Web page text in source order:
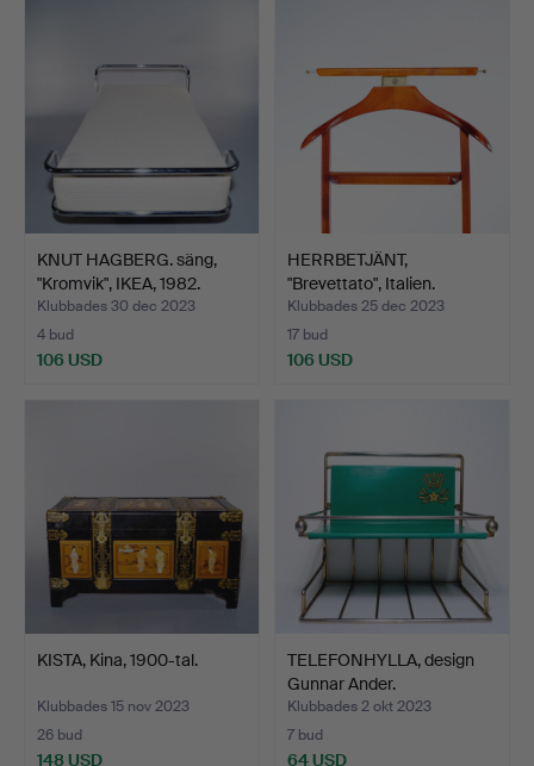
KNUT HAGBERG. säng,
"Kromvik", IKEA, 1982.
Klubbades 30 dec 2023
4 bud
106 USD
HERRBETJÄNT,
"Brevettato", Italien.
Klubbades 25 dec 2023
17 bud
106 USD
KISTA, Kina, 1900-tal.
Klubbades 15 nov 2023
26 bud
148 USD
TELEFONHYLLA, design
Gunnar Ander.
Klubbades 2 okt 2023
7 bud
64 USD